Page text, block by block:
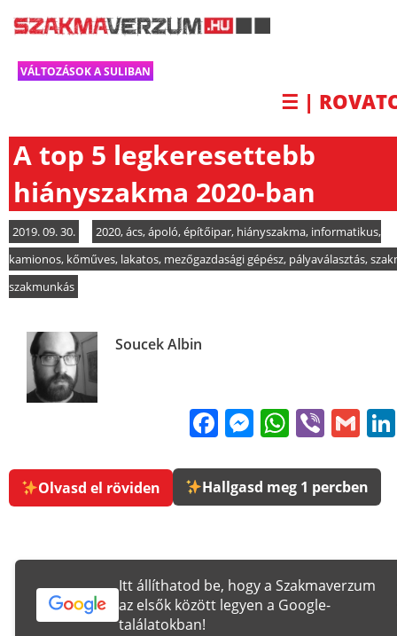
VÁLTOZÁSOK A SULIBAN
☰ |
A top 5 legkeresettebb
hiányszakma 2020-ban
2019. 09. 30. 2020,ács,ápoló,építőipar, hiányszakma, informatikus,
kamionos, kőműves, lakatos, mezőgazdasági gépész, pályaválasztás,
szakmunkás
Soucek Albin
FacebookViber
Olvasd el röviden Hallgasd meg 1 percben
Itt állíthatod be, hogy a Szakmaverzum
az elsők között legyen a Google-
találatokban!